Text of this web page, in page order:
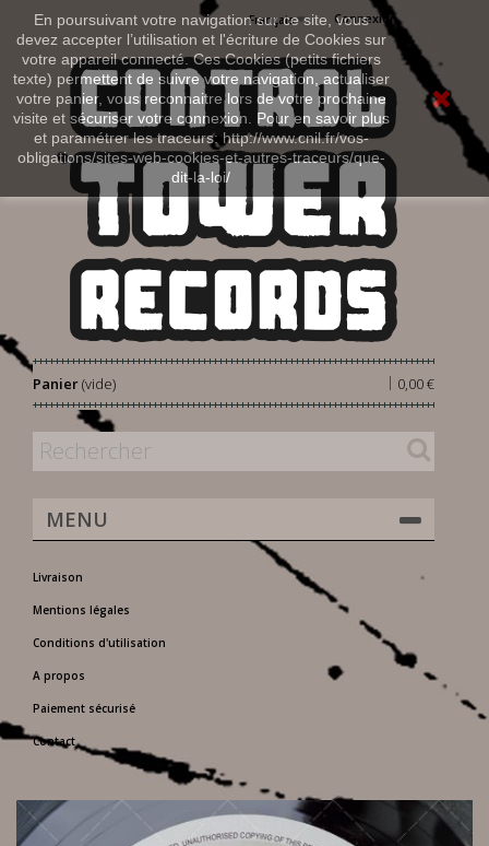
En poursuivant votre navigation sur ce site, vous
devez accepter l’utilisation et l'écriture de Cookies sur
votre appareil connecté. Ces Cookies (petits fichiers
texte) permettent de suivre votre navigation, actualiser
votre panier, vous reconnaitre lors de votre prochaine
visite et sécuriser votre connexion. Pour en savoir plus
et paramétrer les traceurs: http://www.cnil.fr/vos-
obligations/sites-web-cookies-et-autres-traceurs/que-
dit-la-loi/
Connexion
Français
Panier 0,00 €
|
(vide)
MENU
Livraison
Mentions légales
Conditions d'utilisation
A propos
Paiement sécurisé
Contact